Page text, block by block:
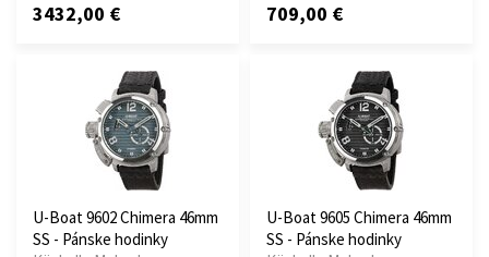
3432,00 € 709,00 €
U-Boat 9602 Chimera 46mm
SS - Pánske hodinky
U-Boat 9605 Chimera 46mm
SS - Pánske hodinky